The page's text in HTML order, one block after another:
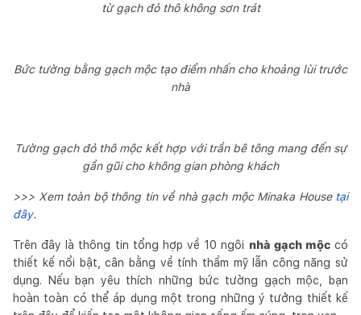
từ gạch đỏ thô không sơn trát
Bức tường bằng gạch mộc tạo điểm nhấn cho khoảng lùi trước
nhà
Tường gạch đỏ thô mộc kết hợp với trần bê tông mang đến sự
gần gũi cho không gian phòng khách
>>> Xem toàn bộ thông tin về nhà gạch mộc Minaka House tại
đây.
Trên đây là thông tin tổng hợp về 10 ngôi nhà gạch mộccó
thiết kế nổi bật, cân bằng về tính thẩm mỹ lẫn công năng sử
dụng. Nếu bạn yêu thích những bức tường gạch mộc, bạn
hoàn toàn có thể áp dụng một trong những ý tưởng thiết kế